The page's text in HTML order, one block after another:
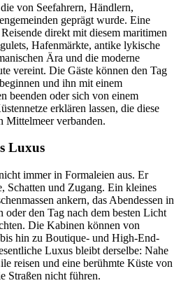
von Seefahrern, Händlern,
geprägt wurde. Eine
direkt mit diesem maritimen
Hafenmärkte, antike lykische
Ära und die moderne
vereint. Die Gäste können den Tag
und ihn mit einem
beenden oder sich von einem
erklären lassen, die diese
Mittelmeer verbanden.
Luxus
immer in Formaleien aus. Er
Schatten und Zugang. Ein kleines
ankern, das Abendessen in
oder den Tag nach dem besten Licht
Die Kabinen können von
hin zu Boutique- und High-End-
Luxus bleibt derselbe: Nahe
reisen und eine berühmte Küste von
Straßen nicht führen.